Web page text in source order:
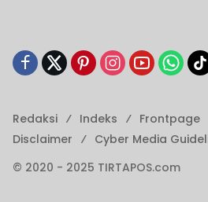
Redaksi Indeks Frontpage
Disclaimer
Cyber ​​Media
© 2020 - 2025 TIRTAPOS.com